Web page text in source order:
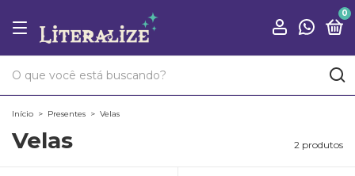
0
Início > Presentes > Velas
Velas 2 produtos